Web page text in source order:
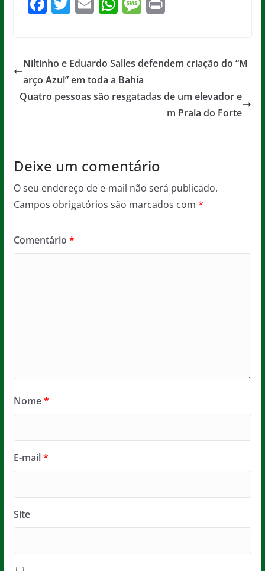
e
b
o
er l s
A
p
a
g
e
Niltinho e Eduardo Salles defendem criação do “M
arço Azul” em toda a Bahia
Quatro pessoas são resgatadas de um elevador e
m Praia do Forte
Deixe um comentário
O seu endereço de e-mail não será publicado.
Campos obrigatórios são marcados com *
Comentário *
Nome*
E-mail*
Site